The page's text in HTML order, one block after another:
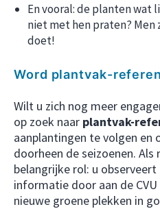
En vooral: de planten wat
niet met hen praten?
doet!
Word plantvak-
Wilt u zich nog meer
op zoek naar plantvak-
aanplantingen te volgen en
doorheen de seizoenen.
belangrijke rol: u
informatie door aan de
nieuwe groene plekken in